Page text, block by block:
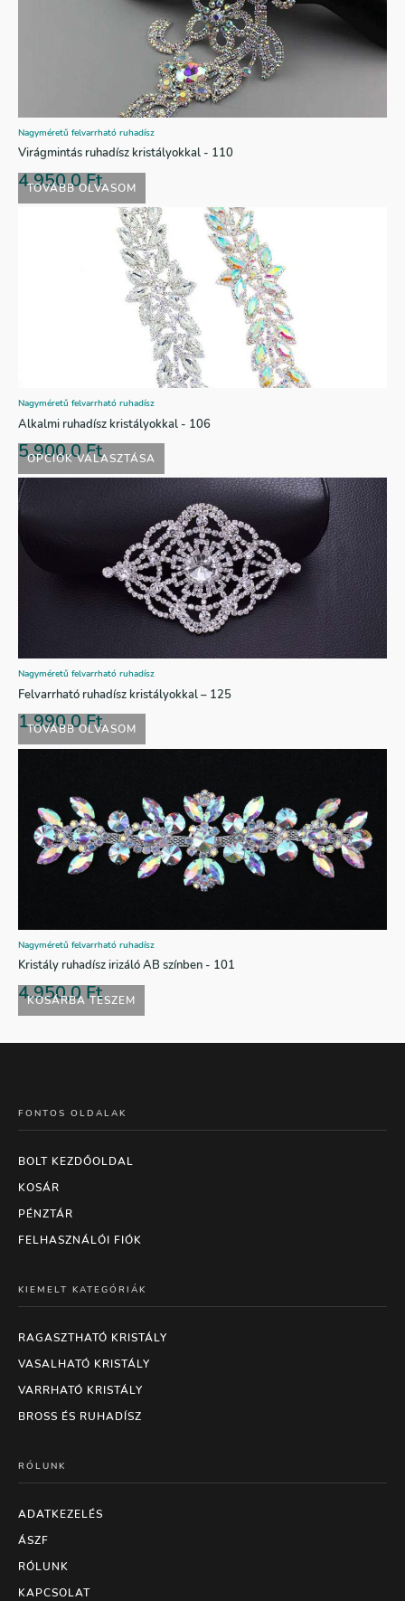
TOVÁBB OLVASOM
Nagyméretű felvarrható ruhadísz
Virágmintás ruhadísz kristályokkal - 110
4.950,0Ft
OPCIÓK VÁLASZTÁSA
Nagyméretű felvarrható ruhadísz
Alkalmi ruhadísz kristályokkal - 106
5.900,0Ft
TOVÁBB OLVASOM
Nagyméretű felvarrható ruhadísz
Felvarrható ruhadísz kristályokkal – 125
1.990,0Ft
KOSÁRBA TESZEM
Nagyméretű felvarrható ruhadísz
Kristály ruhadísz irizáló AB színben - 101
4.950,0Ft
FONTOS OLDALAK
BOLT KEZDŐOLDAL
KOSÁR
PÉNZTÁR
FELHASZNÁLÓI FIÓK
KIEMELT KATEGÓRIÁK
RAGASZTHATÓ KRISTÁLY
VASALHATÓ KRISTÁLY
VARRHATÓ KRISTÁLY
BROSS ÉS RUHADÍSZ
RÓLUNK
ADATKEZELÉS
ÁSZF
RÓLUNK
KAPCSOLAT